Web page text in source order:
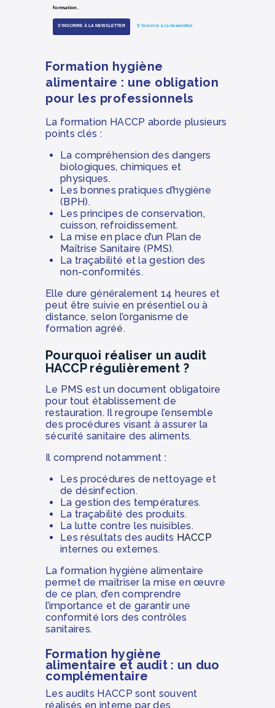
formation.
S'INSCRIRE À LA NEWSLETTER S'inscrire à la newsletter
Formation hygiène
alimentaire : une obligation
pour les professionnels
La formation HACCP aborde plusieurs
points clés :
La compréhension des dangers
biologiques, chimiques et
physiques.
Les bonnes pratiques d’hygiène
(BPH).
Les principes de conservation,
cuisson, refroidissement.
La mise en place d’un Plan de
Maîtrise Sanitaire (PMS).
La traçabilité et la gestion des
non-conformités.
Elle dure généralement 14 heures et
peut être suivie en présentiel ou à
distance, selon l’organisme de
formation agréé.
Pourquoi réaliser un audit
HACCP régulièrement ?
Le PMS est un document obligatoire
pour tout établissement de
restauration. Il regroupe l’ensemble
des procédures visant à assurer la
sécurité sanitaire des aliments.
Il comprend notamment :
Les procédures de nettoyage et
de désinfection.
La gestion des températures.
La traçabilité des produits.
La lutte contre les nuisibles.
Les résultats des audits HACCP
internes ou externes.
La formation hygiène alimentaire
permet de maîtriser la mise en œuvre
de ce plan, d’en comprendre
l’importance et de garantir une
conformité lors des contrôles
sanitaires.
Formation hygiène
alimentaire et audit : un duo
complémentaire
Les audits HACCP sont souvent
réalisés en interne par des